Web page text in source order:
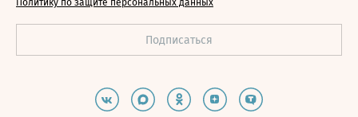
Политику по защите персональных данных